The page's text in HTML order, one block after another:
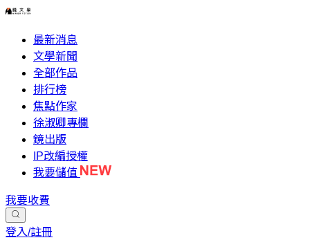
最新消息
文學新聞
全部作品
排行榜
焦點作家
徐淑卿專欄
鏡出版
IP改編授權
我要儲值
我要收費
登入/註冊